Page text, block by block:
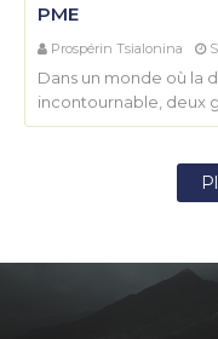
PME
Prospérin Tsialonina
Dans un monde où la
incontournable, deux